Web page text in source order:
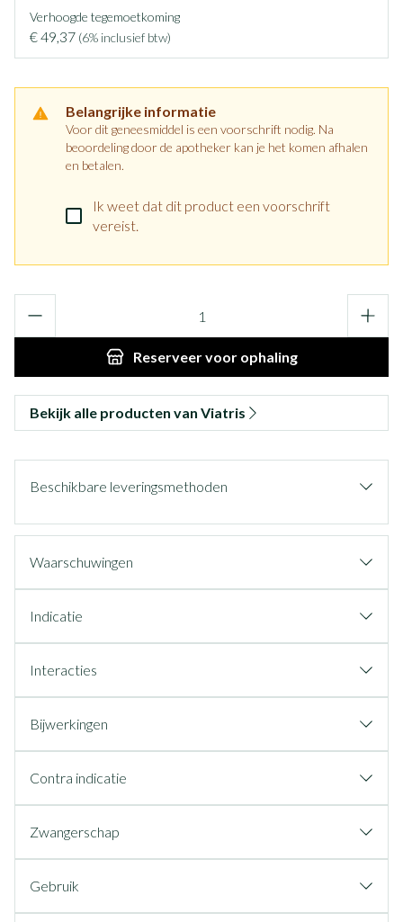
Verhoogde tegemoetkoming
€ 49,37 (6% inclusief btw)
Belangrijke informatie
Voor dit geneesmiddel is een voorschrift nodig. Na
beoordeling door de apotheker kan je het komen afhalen
en betalen.
Ik weet dat dit product een voorschrift
vereist.
Reserveervoor ophaling
Bekijk alle producten van Viatris
Beschikbare leveringsmethoden
Waarschuwingen
Indicatie
Interacties
Bijwerkingen
Contra indicatie
Zwangerschap
Gebruik